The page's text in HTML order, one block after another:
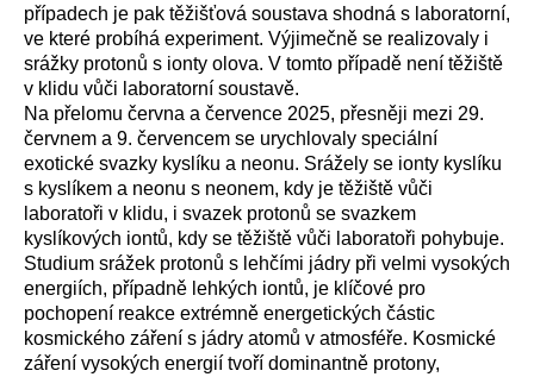
případech je pak těžišťová soustava shodná s laboratorní,
ve které probíhá experiment. Výjimečně se realizovaly i
srážky protonů s ionty olova. V tomto případě není těžiště
v klidu vůči laboratorní soustavě.
Na přelomu června a července 2025, přesněji mezi 29.
červnem a 9. červencem se urychlovaly speciální
exotické svazky kyslíku a neonu. Srážely se ionty kyslíku
s kyslíkem a neonu s neonem, kdy je těžiště vůči
laboratoři v klidu, i svazek protonů se svazkem
kyslíkových iontů, kdy se těžiště vůči laboratoři pohybuje.
Studium srážek protonů s lehčími jádry při velmi vysokých
energiích, případně lehkých iontů, je klíčové pro
pochopení reakce extrémně energetických částic
kosmického záření s jádry atomů v atmosféře. Kosmické
záření vysokých energií tvoří dominantně protony,